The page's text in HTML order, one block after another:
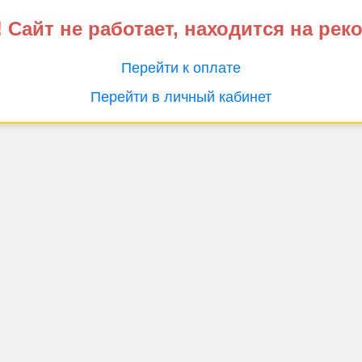
не работает, находится на
Перейти к оплате
Перейти в личный кабинет